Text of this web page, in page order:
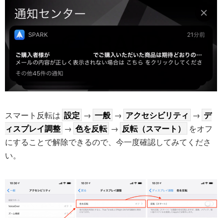
スマート反転は 設定 → 一般 → アクセシビリティ → デ
ィスプレイ調整 → 色を反転 → 反転（スマート）
をオフ
にすることで解除できるので、今一度確認してみてくださ
い。